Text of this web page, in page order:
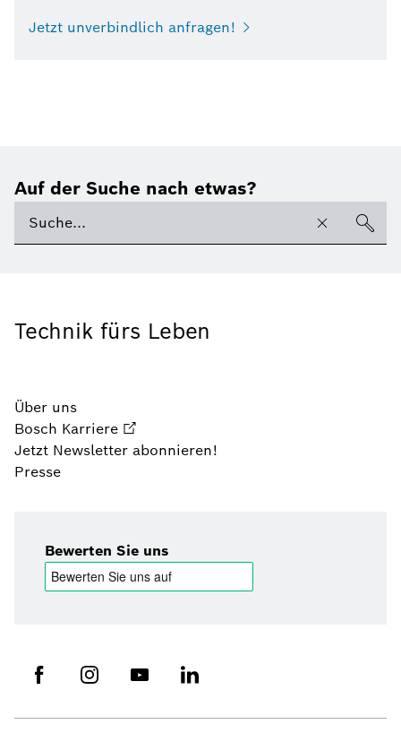
Jetzt unverbindlich anfragen!
Auf der Suche nach etwas?
Technik fürs Leben
Über uns
Bosch Karriere
Jetzt Newsletter abonnieren!
Presse
Bewerten Sie uns